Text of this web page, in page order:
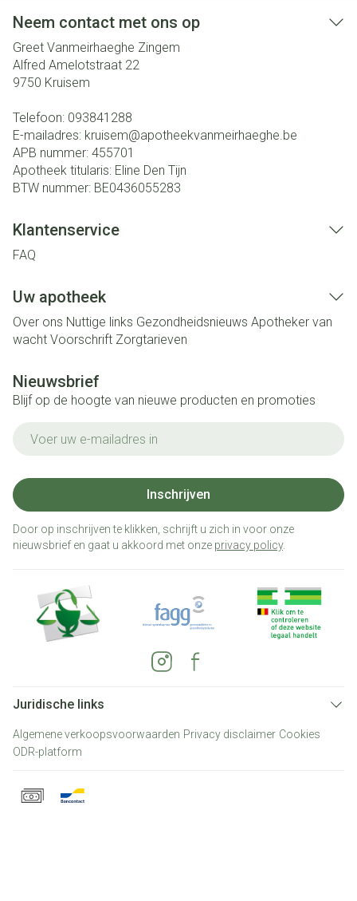
Neem contact met ons op
Greet Vanmeirhaeghe Zingem
Alfred Amelotstraat 22
9750 Kruisem
Telefoon: 093841288
E-mailadres: kruisem@apotheekvanmeirhaeghe.be
APB nummer: 455701
Apotheek titularis: Eline Den Tijn
BTW nummer: BE0436055283
Klantenservice
FAQ
Uw apotheek
Over ons Nuttige links Gezondheidsnieuws Apotheker van
wacht Voorschrift Zorgtarieven
Nieuwsbrief
Blijf op de hoogte van nieuwe producten en promoties
Inschrijven
Door op inschrijven te klikken, schrijft u zich in voor onze
nieuwsbrief en gaat u akkoord met onze privacy policy.
Juridische links
Algemene verkoopsvoorwaarden Privacy disclaimer Cookies
ODR-platform